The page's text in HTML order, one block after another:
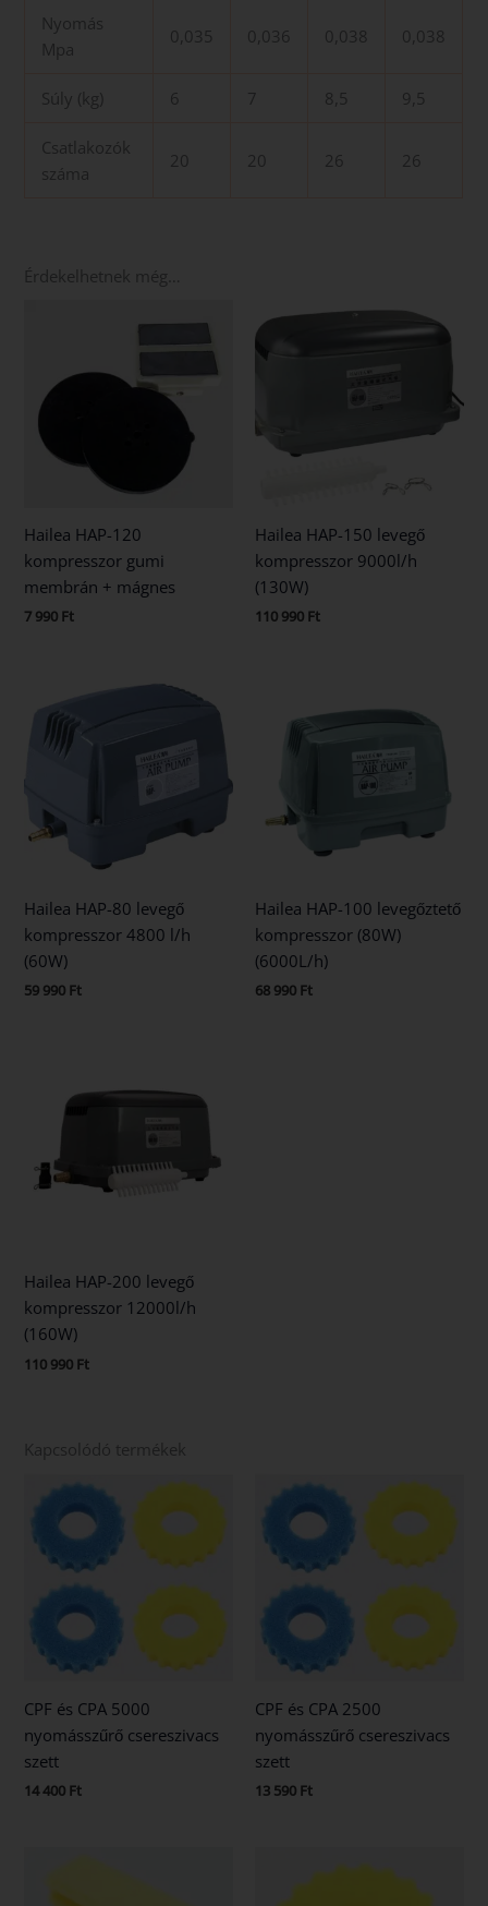
Nyomás
Mpa
0,035 0,036 0,038 0,038
Súly (kg) 6 7 8,5 9,5
Csatlakozók
száma
20 20 26 26
Érdekelhetnek még…
Hailea HAP-120
kompresszor gumi
membrán + mágnes
7 990 Ft
Hailea HAP-150 levegő
kompresszor 9000l/h
(130W)
110 990 Ft
Hailea HAP-80 levegő
kompresszor 4800 l/h
(60W)
59 990 Ft
Hailea HAP-100 levegőztető
kompresszor (80W)
(6000L/h)
68 990 Ft
Hailea HAP-200 levegő
kompresszor 12000l/h
(160W)
110 990 Ft
Kapcsolódó termékek
CPF és CPA 5000
nyomásszűrő csereszivacs
szett
14 400 Ft
CPF és CPA 2500
nyomásszűrő csereszivacs
szett
13 590 Ft